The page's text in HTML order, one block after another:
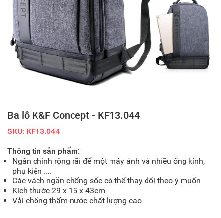
Ba lô K&F Concept - KF13.044
SKU: KF13.044
Thông tin sản phẩm:
Ngăn chính rộng rãi để một máy ảnh và nhiều ống kính,
phụ kiện ....
Các vách ngăn chống sốc có thể thay đổi theo ý muốn
Kích thước 29 x 15 x 43cm
Vải chống thấm nước chất lượng cao